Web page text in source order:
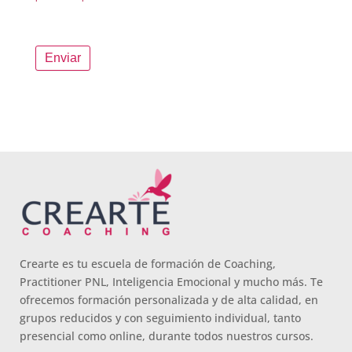
Crearte es tu escuela de formación de Coaching,
Practitioner PNL, Inteligencia Emocional y mucho más. Te
ofrecemos formación personalizada y de alta calidad, en
grupos reducidos y con seguimiento individual, tanto
presencial como online, durante todos nuestros cursos.